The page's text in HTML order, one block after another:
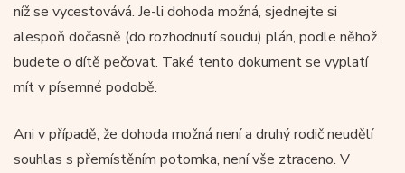
níž se vycestovává. Je-li dohoda možná, sjednejte si
alespoň dočasně (do rozhodnutí soudu) plán, podle něhož
budete o dítě pečovat. Také tento dokument se vyplatí
mít v písemné podobě.
Ani v případě, že dohoda možná není a druhý rodič neudělí
souhlas s přemístěním potomka, není vše ztraceno. V